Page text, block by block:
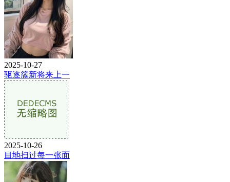
2025-10-27
驱逐簇新将来上一
2025-10-26
目地扫过每一张面